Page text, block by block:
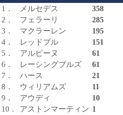
1． メルセデス
358
2．
フェラーリ
285
3．
マクラーレン
195
4．
レッドブル
151
5．
アルピーヌ
61
6．
レーシングブルズ
61
7．
ハース
21
8．
ウィリアムズ
11
9．
アウディ
10
10．
アストンマーティン 1